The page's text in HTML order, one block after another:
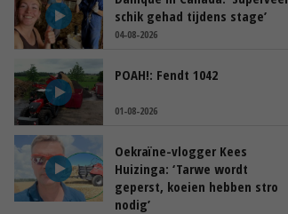
schik gehad tijdens stage’
04-08-2026
POAH!: Fendt 1042
01-08-2026
Oekraïne-vlogger Kees
Huizinga: ‘Tarwe wordt
geperst, koeien hebben stro
nodig’